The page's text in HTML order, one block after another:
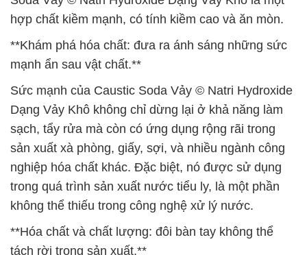
hợp chất kiềm mạnh, có tính kiềm cao và ăn mòn.
**Khám phá hóa chất: đưa ra ánh sáng những sức
mạnh ẩn sau vật chất.**
Sức mạnh của Caustic Soda Vảy © Natri Hydroxide
Dạng Vảy Khô không chỉ dừng lại ở khả năng làm
sạch, tẩy rửa mà còn có ứng dụng rộng rãi trong
sản xuất xà phòng, giấy, sợi, và nhiều ngành công
nghiệp hóa chất khác. Đặc biệt, nó được sử dụng
trong quá trình sản xuất nước tiểu ly, là một phần
không thể thiếu trong công nghệ xử lý nước.
**Hóa chất và chất lượng: đôi bàn tay không thể
tách rời trong sản xuất.**